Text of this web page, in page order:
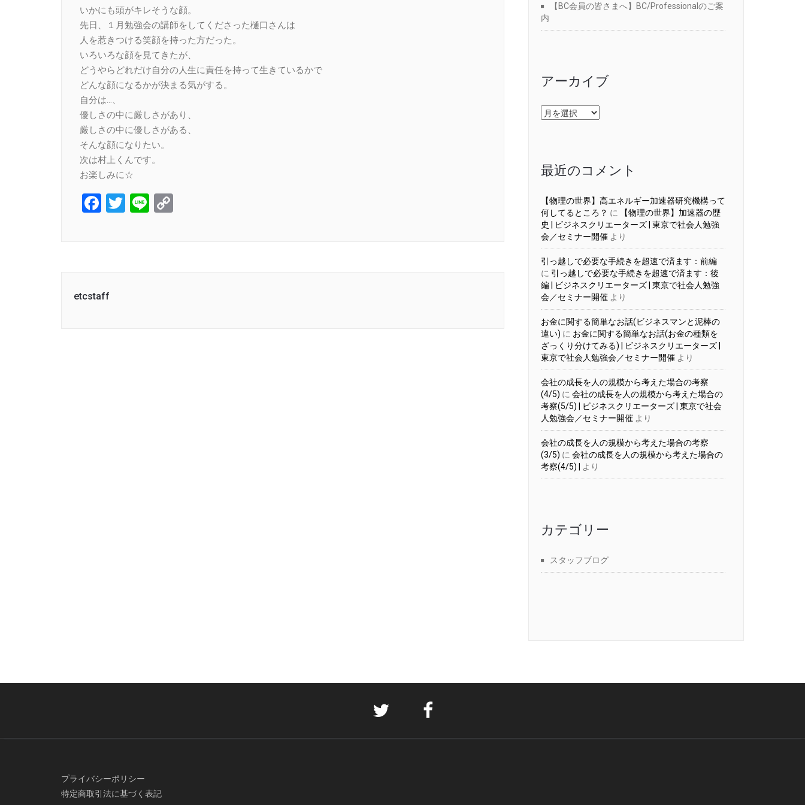
いかにも頭がキレそうな顔。
先日、１月勉強会の講師をしてくださった樋口さんは
人を惹きつける笑顔を持った方だった。
いろいろな顔を見てきたが、
どうやらどれだけ自分の人生に責任を持って生きているかで
どんな顔になるかが決まる気がする。
自分は…、
優しさの中に厳しさがあり、
厳しさの中に優しさがある、
そんな顔になりたい。
次は村上くんです。
お楽しみに☆
Facebook
Twitter
Line
etcstaff
【BC会員の皆さまへ】BC/Professionalのご案
内
アーカイブ
ア
ー
最近のコメント
【物理の世界】高エネルギー加速器研究機構って
何してるところ？ に
【物理の世界】加速器の歴
史 | ビジネスクリエーターズ | 東京で社会人勉強
会／セミナー開催 より
引っ越しで必要な手続きを超速で済ます：前編
に 引っ越しで必要な手続きを超速で済ます：後
編 | ビジネスクリエーターズ | 東京で社会人勉強
会／セミナー開催 より
お金に関する簡単なお話(ビジネスマンと泥棒の
違い) に お金に関する簡単なお話(お金の種類を
ざっくり分けてみる) | ビジネスクリエーターズ |
東京で社会人勉強会／セミナー開催 より
会社の成長を人の規模から考えた場合の考察
(4/5) に 会社の成長を人の規模から考えた場合の
考察(5/5) | ビジネスクリエーターズ | 東京で社会
人勉強会／セミナー開催 より
会社の成長を人の規模から考えた場合の考察
(3/5) に 会社の成長を人の規模から考えた場合の
考察(4/5) |
より
カテゴリー
スタッフブログ
プライバシーポリシー
特定商取引法に基づく表記